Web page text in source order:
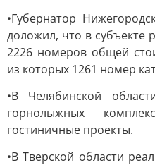
•Губернатор
доложил, что в субъекте
2226 номеров общей
из которых 1261 номер
•В Челябинской
горнолыжных
гостиничные проекты.
•В Тверской области